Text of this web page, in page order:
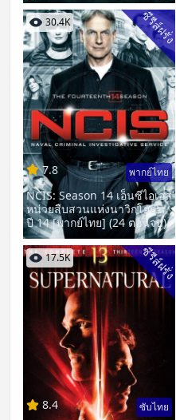
30.4K ซีรีส์ฝรั่ง
7.8 พากย์ไทย
NCIS: Season 14 เอ็นซีไอเอส
หน่วยสืบสวนแห่งนาวิกโยธิน
ปี 14 [พากย์ไทย] (24 ตอนจบ)
17.5K ซีรีส์ฝรั่ง
8.4 ซับไทย